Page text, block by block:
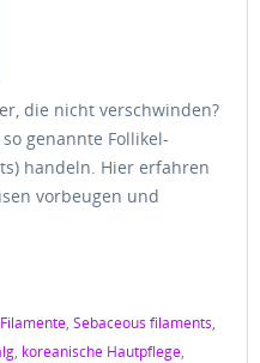
die nicht verschwinden?
genannte Follikel-
handeln. Hier erfahren
vorbeugen und
, Sebaceous filaments,
, koreanische Hautpflege,